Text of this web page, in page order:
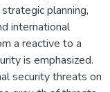
planning,
international
a reactive to a
is emphasized.
security threats on